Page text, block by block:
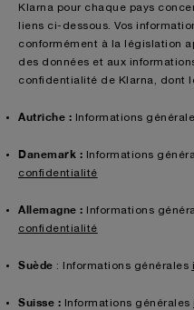
Klarna pour chaque pays
liens ci-dessous. Vos
conformément à la législation
des données et aux
confidentialité de Klarna, dont
Autriche : Informations
Danemark : Informations
confidentialité
Allemagne : Informations
confidentialité
Suède : Informations générales
Suisse : Informations générales